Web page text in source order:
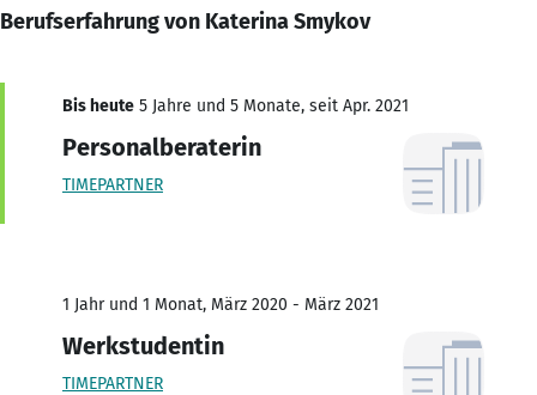
Berufserfahrung von Katerina Smykov
Bis heute 5 Jahre und 5 Monate, seit Apr. 2021
Personalberaterin
TIMEPARTNER
1 Jahr und 1 Monat, März 2020 - März 2021
Werkstudentin
TIMEPARTNER